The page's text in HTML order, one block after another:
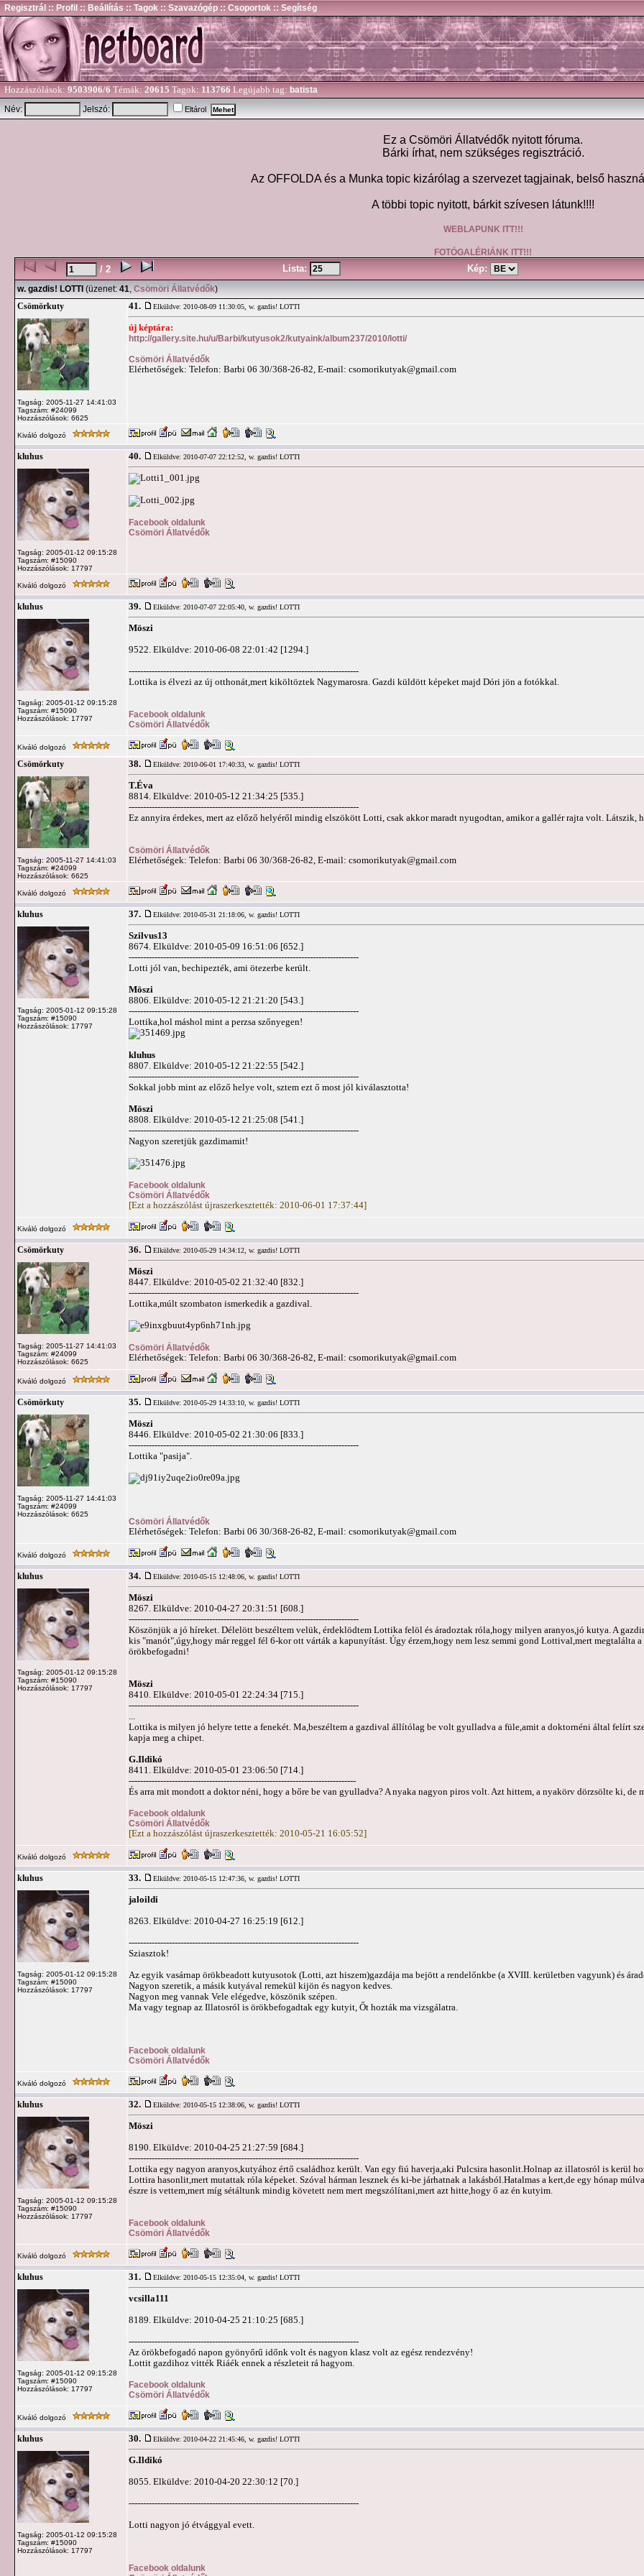
Regisztrál :: Profil :: Beállítás :: Tagok :: Szavazógép :: Csoportok :: Segítség
Hozzászólások: 9503906/6 Témák: 20615 Tagok: 113766 Legújabb tag: batista
Név:
Jelszó: Eltárol
Ez a Csömöri Állatvédők nyitott fóruma.
Bárki írhat, nem szükséges regisztráció.
Az OFFOLDA és a Munka topic kizárólag a szervezet tagjainak, belső
A többi topic nyitott, bárkit szívesen látunk!!!!
WEBLAPUNK ITT!!!
FOTÓGALÉRIÁNK ITT!!!
/ 2 Lista: Kép:
w. gazdis! LOTTI (üzenet: 41, Csömöri Állatvédők)
Csömörkuty
Tagság: 2005-11-27 14:41:03
Tagszám: #24099
Hozzászólások: 6625
41. Elküldve: 2010-08-09 11:30:05, w. gazdis! LOTTI
új képtára:
http://gallery.site.hu/u/Barbi/kutyusok2/kutyaink/album237/2010/lotti/
Csömöri Állatvédők
Elérhetőségek: Telefon: Barbi 06 30/368-26-82, E-mail: csomorikutyak@gmail.com
Kiváló dolgozó
kluhus
Tagság: 2005-01-12 09:15:28
Tagszám: #15090
Hozzászólások: 17797
40. Elküldve: 2010-07-07 22:12:52, w. gazdis! LOTTI
Facebook oldalunk
Csömöri Állatvédők
Kiváló dolgozó
kluhus
Tagság: 2005-01-12 09:15:28
Tagszám: #15090
Hozzászólások: 17797
39. Elküldve: 2010-07-07 22:05:40, w. gazdis! LOTTI
Möszi
9522. Elküldve: 2010-06-08 22:01:42 [1294.]
--------------------------------------------------------------------------------
Lottika is élvezi az új otthonát,mert kiköltöztek Nagymarosra. Gazdi küldött képeket majd Dóri jön a fotókkal.
Facebook oldalunk
Csömöri Állatvédők
Kiváló dolgozó
Csömörkuty
Tagság: 2005-11-27 14:41:03
Tagszám: #24099
Hozzászólások: 6625
38. Elküldve: 2010-06-01 17:40:33, w. gazdis! LOTTI
T.Éva
8814. Elküldve: 2010-05-12 21:34:25 [535.]
--------------------------------------------------------------------------------
Ez annyira érdekes, mert az előző helyéről mindig elszökött Lotti, csak akkor maradt nyugodtan, amikor a gallér rajta volt. Látszik,
Csömöri Állatvédők
Elérhetőségek: Telefon: Barbi 06 30/368-26-82, E-mail: csomorikutyak@gmail.com
Kiváló dolgozó
kluhus
Tagság: 2005-01-12 09:15:28
Tagszám: #15090
Hozzászólások: 17797
37. Elküldve: 2010-05-31 21:18:06, w. gazdis! LOTTI
Szilvus13
8674. Elküldve: 2010-05-09 16:51:06 [652.]
--------------------------------------------------------------------------------
Lotti jól van, bechipezték, ami ötezerbe került.
Möszi
8806. Elküldve: 2010-05-12 21:21:20 [543.]
--------------------------------------------------------------------------------
Lottika,hol máshol mint a perzsa szőnyegen!
kluhus
8807. Elküldve: 2010-05-12 21:22:55 [542.]
--------------------------------------------------------------------------------
Sokkal jobb mint az előző helye volt, sztem ezt ő most jól kiválasztotta!
Möszi
8808. Elküldve: 2010-05-12 21:25:08 [541.]
--------------------------------------------------------------------------------
Nagyon szeretjük gazdimamit!
Facebook oldalunk
Csömöri Állatvédők
[Ezt a hozzászólást újraszerkesztették: 2010-06-01 17:37:44]
Kiváló dolgozó
Csömörkuty
Tagság: 2005-11-27 14:41:03
Tagszám: #24099
Hozzászólások: 6625
36. Elküldve: 2010-05-29 14:34:12, w. gazdis! LOTTI
Möszi
8447. Elküldve: 2010-05-02 21:32:40 [832.]
--------------------------------------------------------------------------------
Lottika,múlt szombaton ismerkedik a gazdival.
Csömöri Állatvédők
Elérhetőségek: Telefon: Barbi 06 30/368-26-82, E-mail: csomorikutyak@gmail.com
Kiváló dolgozó
Csömörkuty
Tagság: 2005-11-27 14:41:03
Tagszám: #24099
Hozzászólások: 6625
35. Elküldve: 2010-05-29 14:33:10, w. gazdis! LOTTI
Möszi
8446. Elküldve: 2010-05-02 21:30:06 [833.]
--------------------------------------------------------------------------------
Lottika "pasija".
Csömöri Állatvédők
Elérhetőségek: Telefon: Barbi 06 30/368-26-82, E-mail: csomorikutyak@gmail.com
Kiváló dolgozó
kluhus
Tagság: 2005-01-12 09:15:28
Tagszám: #15090
Hozzászólások: 17797
34. Elküldve: 2010-05-15 12:48:06, w. gazdis! LOTTI
Möszi
8267. Elküldve: 2010-04-27 20:31:51 [608.]
--------------------------------------------------------------------------------
Köszönjük a jó híreket. Délelött beszéltem velük, érdeklödtem Lottika felöl és áradoztak róla,hogy milyen aranyos,jó kutya. A
kis "manót",úgy,hogy már reggel fél 6-kor ott várták a kapunyítást. Úgy érzem,hogy nem lesz semmi gond Lottival,mert
örökbefogadni!
Möszi
8410. Elküldve: 2010-05-01 22:24:34 [715.]
--------------------------------------------------------------------------------
Lottika is milyen jó helyre tette a fenekét. Ma,beszéltem a gazdival állítólag be volt gyulladva a füle,amit a doktornéni által felírt
kapja meg a chipet.
G.Ildikó
8411. Elküldve: 2010-05-01 23:06:50 [714.]
-------------------------------------------------------------------------------
És arra mit mondott a doktor néni, hogy a bőre be van gyulladva? A nyaka nagyon piros volt. Azt hittem, a nyakörv dörzsölte ki, de
Facebook oldalunk
Csömöri Állatvédők
[Ezt a hozzászólást újraszerkesztették: 2010-05-21 16:05:52]
Kiváló dolgozó
kluhus
Tagság: 2005-01-12 09:15:28
Tagszám: #15090
Hozzászólások: 17797
33. Elküldve: 2010-05-15 12:47:36, w. gazdis! LOTTI
jaloildi
8263. Elküldve: 2010-04-27 16:25:19 [612.]
--------------------------------------------------------------------------------
Sziasztok!
Az egyik vasárnap örökbeadott kutyusotok (Lotti, azt hiszem)gazdája ma bejött a rendelőnkbe (a XVIII. kerületben vagyunk) és
Nagyon szeretik, a másik kutyával remekül kijön és nagyon kedves.
Nagyon meg vannak Vele elégedve, köszönik szépen.
Ma vagy tegnap az Illatosról is örökbefogadtak egy kutyit, Őt hozták ma vizsgálatra.
Facebook oldalunk
Csömöri Állatvédők
Kiváló dolgozó
kluhus
Tagság: 2005-01-12 09:15:28
Tagszám: #15090
Hozzászólások: 17797
32. Elküldve: 2010-05-15 12:38:06, w. gazdis! LOTTI
Möszi
8190. Elküldve: 2010-04-25 21:27:59 [684.]
--------------------------------------------------------------------------------
Lottika egy nagyon aranyos,kutyához értő családhoz került. Van egy fiú haverja,aki Pulcsira hasonlit.Holnap az illatosról is kerül
Lottira hasonlit,mert mutattak róla képeket. Szóval hárman lesznek és ki-be járhatnak a lakásból.Hatalmas a kert,de egy hónap
észre is vettem,mert míg sétáltunk mindig követett nem mert megszólítani,mert azt hitte,hogy ő az én kutyim.
Facebook oldalunk
Csömöri Állatvédők
Kiváló dolgozó
kluhus
Tagság: 2005-01-12 09:15:28
Tagszám: #15090
Hozzászólások: 17797
31. Elküldve: 2010-05-15 12:35:04, w. gazdis! LOTTI
vcsilla111
8189. Elküldve: 2010-04-25 21:10:25 [685.]
--------------------------------------------------------------------------------
Az örökbefogadó napon gyönyőrű időnk volt és nagyon klasz volt az egész rendezvény!
Lottit gazdihoz vitték Riáék ennek a részleteit rá hagyom.
Facebook oldalunk
Csömöri Állatvédők
Kiváló dolgozó
kluhus
Tagság: 2005-01-12 09:15:28
Tagszám: #15090
Hozzászólások: 17797
30. Elküldve: 2010-04-22 21:45:46, w. gazdis! LOTTI
G.Ildikó
8055. Elküldve: 2010-04-20 22:30:12 [70.]
--------------------------------------------------------------------------------
Lotti nagyon jó étvággyal evett.
Facebook oldalunk